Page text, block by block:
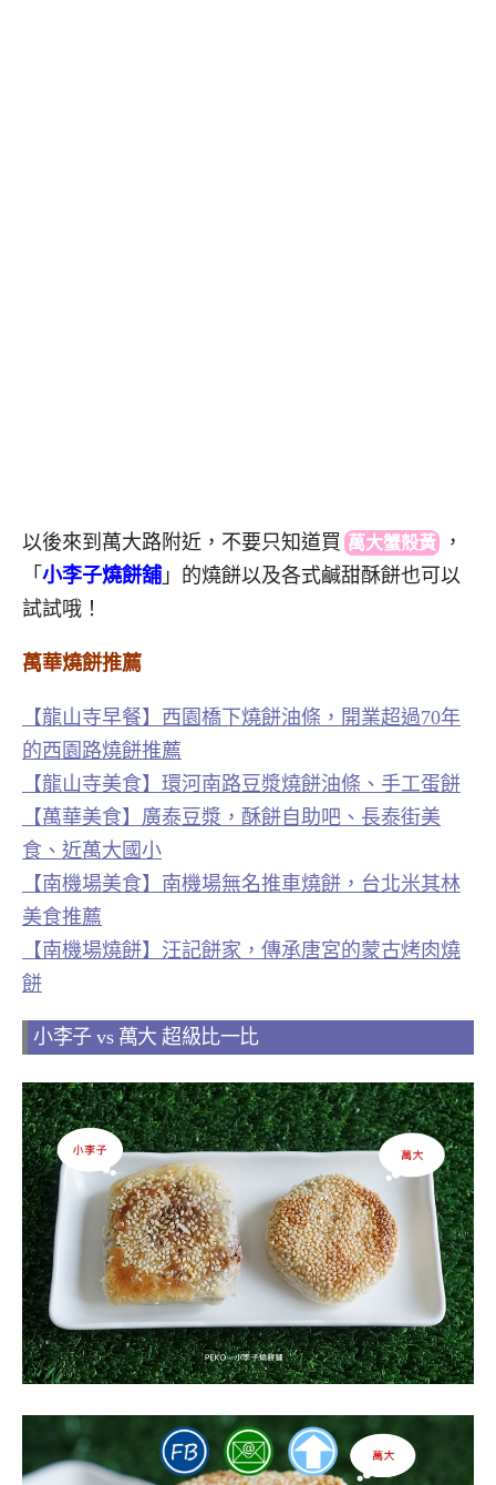
以後來到萬大路附近，不要只知道買 萬大蟹殼黃
，
「 小李子燒餅舖 」的燒餅以及各式鹹甜酥餅也可以
試試哦！
萬華燒餅推薦
【龍山寺早餐】西園橋下燒餅油條，開業超過70年
的西園路燒餅推薦
【龍山寺美食】環河南路豆漿燒餅油條、手工蛋餅
【萬華美食】廣泰豆漿，酥餅自助吧、長泰街美
食、近萬大國小
【南機場美食】南機場無名推車燒餅，台北米其林
美食推薦
【南機場燒餅】汪記餅家，傳承唐宮的蒙古烤肉燒
餅
小李子 vs 萬大 超級比一比